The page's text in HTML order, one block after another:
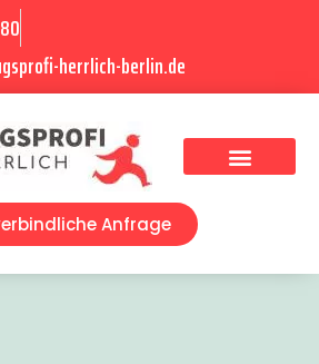
herrlich-berlin.de
Anfrage